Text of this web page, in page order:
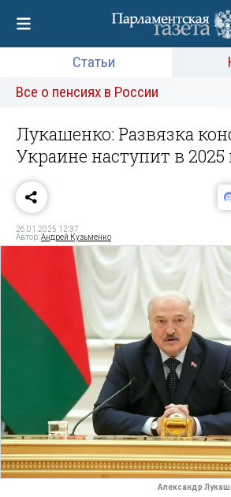
Статьи
Все о пенсиях в России
Лукашенко: Развязка
Украине наступит в 2025
26.01.2025 12:37
Автор:Андрей Кузьменко
Александр